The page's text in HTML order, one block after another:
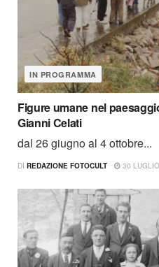
IN PROGRAMMA
Figure umane nel
Gianni Celati
dal 26 giugno al 4 ottobre...
DI REDAZIONE FOTOCULT 30